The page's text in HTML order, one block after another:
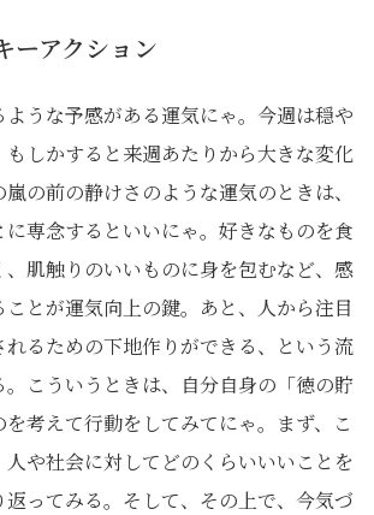
ーアクション
うな予感がある運気にゃ。今週は穏や
しかすると来週あたりから大きな変化
の前の静けさのような運気のときは、
に専念するといいにゃ。好きなものを食
肌触りのいいものに身を包むなど、感
とが運気向上の鍵。あと、人から注目
れるための下地作りができる、という流
こういうときは、自分自身の「徳の貯
考えて行動をしてみてにゃ。まず、こ
や社会に対してどのくらいいいことを
返ってみる。そして、その上で、今気づ